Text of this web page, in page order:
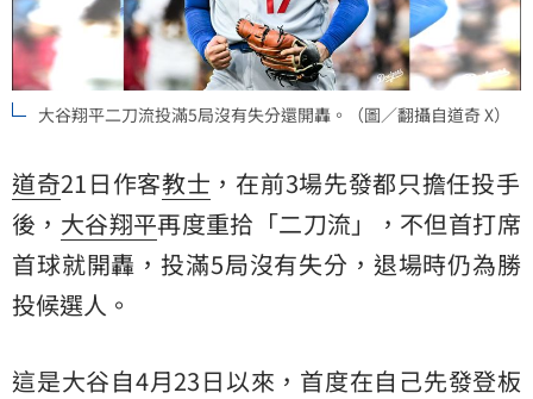
大谷翔平二刀流投滿5局沒有失分還開轟。（圖／翻攝自道奇 X）
道奇21日作客教士 ，在前3場先發都只擔任投手
後， 大谷翔平再度重拾「二刀流」，不但首打席
首球就開轟，投滿5局沒有失分，退場時仍為勝
投候選人。
這是大谷自4月23日以來，首度在自己先發登板